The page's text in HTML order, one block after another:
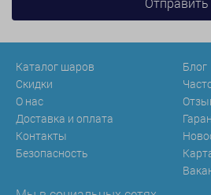
Каталог шаров
Скидки
О нас
Доставка и оплата
Контакты
Безопасность
Блог